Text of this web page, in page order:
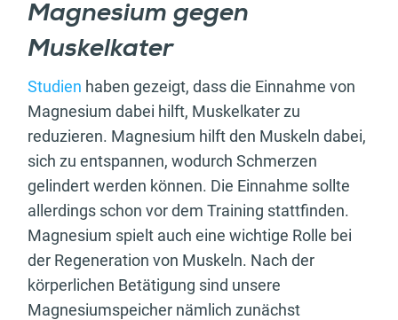
Magnesium gegen
Muskelkater
Studien haben gezeigt, dass die Einnahme von
Magnesium dabei hilft, Muskelkater zu
reduzieren. Magnesium hilft den Muskeln dabei,
sich zu entspannen, wodurch Schmerzen
gelindert werden können. Die Einnahme sollte
allerdings schon vor dem Training stattfinden.
Magnesium spielt auch eine wichtige Rolle bei
der Regeneration von Muskeln. Nach der
körperlichen Betätigung sind unsere
Magnesiumspeicher nämlich zunächst